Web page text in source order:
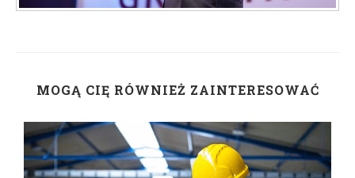
MOGĄ CIĘ RÓWNIEŻ ZAINTERESOWAĆ